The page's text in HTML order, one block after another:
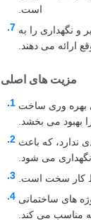
است.
نگهداری را به
ارائه می دهند.
مزیت های اصلی
بهره وری ساخت
بهبود می بخشد.
ندارد، که باعث
می شود.
کار سخت است.
های ساختمانی
مناسب می کند.